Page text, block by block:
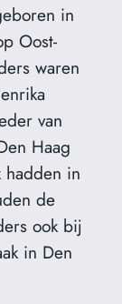
in
Oost-
waren
van
Haag
hadden in
de
ook bij
in Den